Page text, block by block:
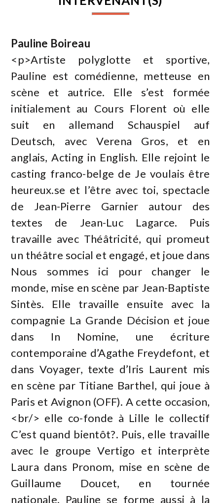
Pauline Boireau
<p>Artiste polyglotte et sportive,
Pauline est comédienne, metteuse en
scène et autrice. Elle s’est formée
initialement au Cours Florent où elle
suit en allemand Schauspiel auf
Deutsch, avec Verena Gros, et en
anglais, Acting in English. Elle rejoint le
casting franco-belge de Je voulais être
heureux.se et l’être avec toi, spectacle
de Jean-Pierre Garnier autour des
textes de Jean-Luc Lagarce. Puis
travaille avec Théâtricité, qui promeut
un théâtre social et engagé, et joue dans
Nous sommes ici pour changer le
monde, mise en scène par Jean-Baptiste
Sintès. Elle travaille ensuite avec la
compagnie La Grande Décision et joue
dans In Nomine, une écriture
contemporaine d’Agathe Freydefont, et
dans Voyager, texte d’Iris Laurent mis
en scène par Titiane Barthel, qui joue à
Paris et Avignon (OFF). A cette occasion,
<br/> elle co-fonde à Lille le collectif
C’est quand bientôt?. Puis, elle travaille
avec le groupe Vertigo et interprète
Laura dans Pronom, mise en scène de
Guillaume Doucet, en tournée
nationale. Pauline se forme aussi à la